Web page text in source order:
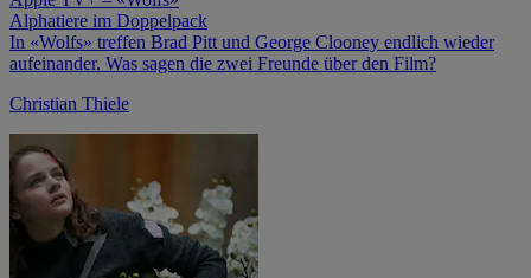
Alphatiere im Doppelpack
In «Wolfs» treffen Brad Pitt und George Clooney endlich wieder
aufeinander. Was sagen die zwei Freunde über den Film?
Christian Thiele